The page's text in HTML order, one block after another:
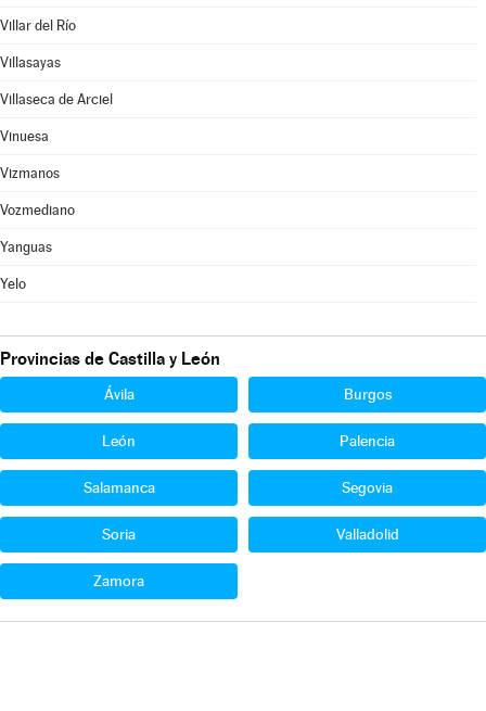
Villar del Río
Villasayas
Villaseca de Arciel
Vinuesa
Vizmanos
Vozmediano
Yanguas
Yelo
Provincias de Castilla y León
Ávila Burgos
León Palencia
Salamanca Segovia
Soria Valladolid
Zamora